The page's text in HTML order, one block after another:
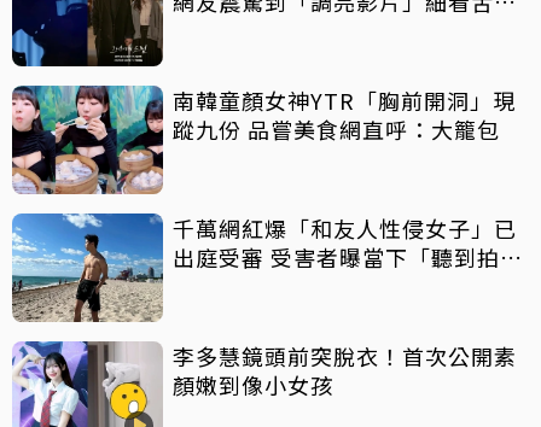
南韓童顏女神YTR「胸前開洞」現
蹤九份 品嘗美食網直呼：大籠包
千萬網紅爆「和友人性侵女子」已
出庭受審 受害者曝當下「聽到拍片
李多慧鏡頭前突脫衣！首次公開素
顏嫩到像小女孩